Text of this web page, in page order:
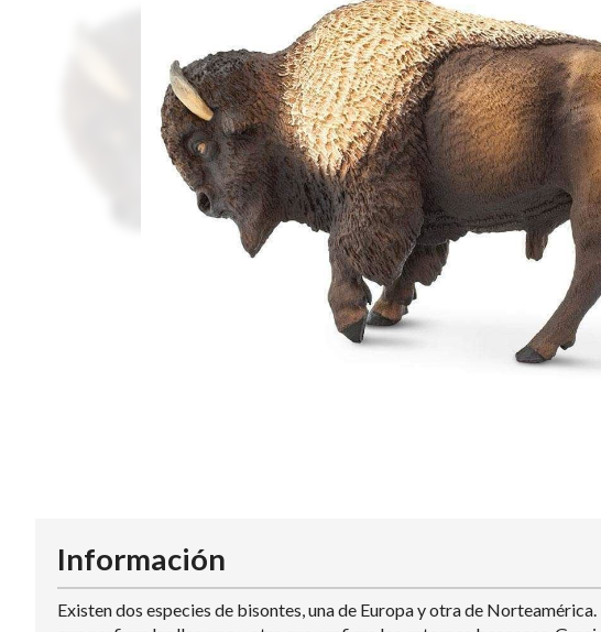
Información
Existen dos especies de bisontes, una de Europa y otra de